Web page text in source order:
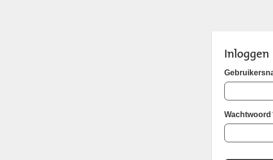
Inloggen
Wachtwoord